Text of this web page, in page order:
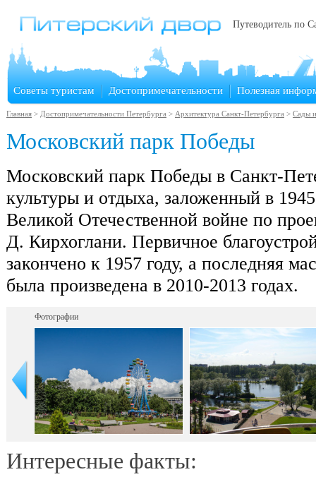
Путеводитель по
Советы туристам Достопримечательности Полезная
Главная > Достопримечательности Петербурга > Архитектура Санкт-Петербурга > Сады
Московский парк Победы
Московский парк Победы в Санкт-
культуры и отдыха, заложенный в
Великой Отечественной войне по
Д. Кирхоглани. Первичное
закончено к 1957 году, а последняя
была произведена в 2010-2013 годах.
Фотографии
Интересные факты: